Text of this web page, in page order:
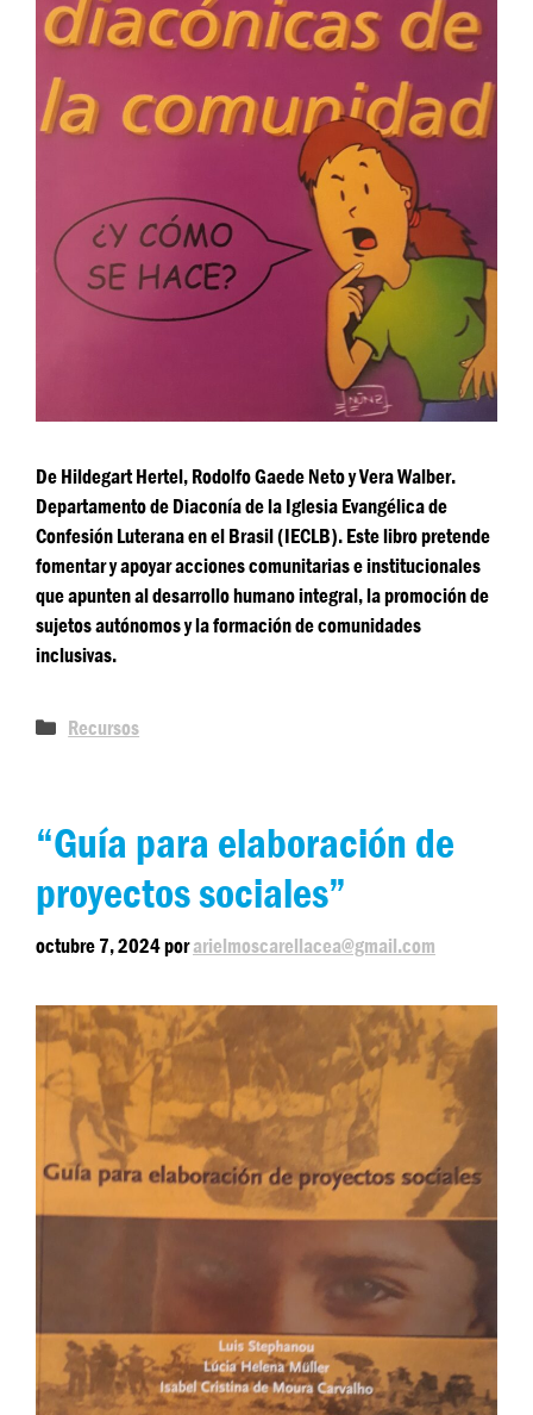
De Hildegart Hertel, Rodolfo Gaede Neto y Vera Walber.
Departamento de Diaconía de la Iglesia Evangélica de
Confesión Luterana en el Brasil (IECLB). Este libro pretende
fomentar y apoyar acciones comunitarias e institucionales
que apunten al desarrollo humano integral, la promoción de
sujetos autónomos y la formación de comunidades
inclusivas.
Recursos
“Guía para elaboración de
proyectos sociales”
octubre 7, 2024porarielmoscarellacea@gmail.com